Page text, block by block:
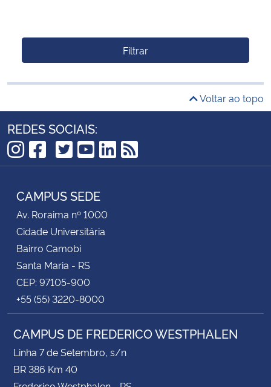
Filtrar
Voltar ao topo
REDES SOCIAIS:
Instagram
Facebook
TikTok
Twitter
YouTube
LinkedIn
RSS
CAMPUS SEDE
Av. Roraima nº 1000
Cidade Universitária
Bairro Camobi
Santa Maria - RS
CEP: 97105-900
+55 (55) 3220-8000
CAMPUS DE FREDERICO WESTPHALEN
Linha 7 de Setembro, s/n
BR 386 Km 40